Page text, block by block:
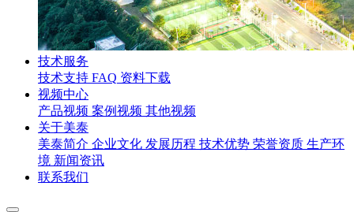
技术服务
技术支持 FAQ 资料下载
视频中心
产品视频 案例视频 其他视频
关于美泰
美泰简介 企业文化 发展历程 技术优势 荣誉资质 生产环
境 新闻资讯
联系我们